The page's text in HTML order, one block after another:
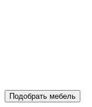
Подобрать мебель